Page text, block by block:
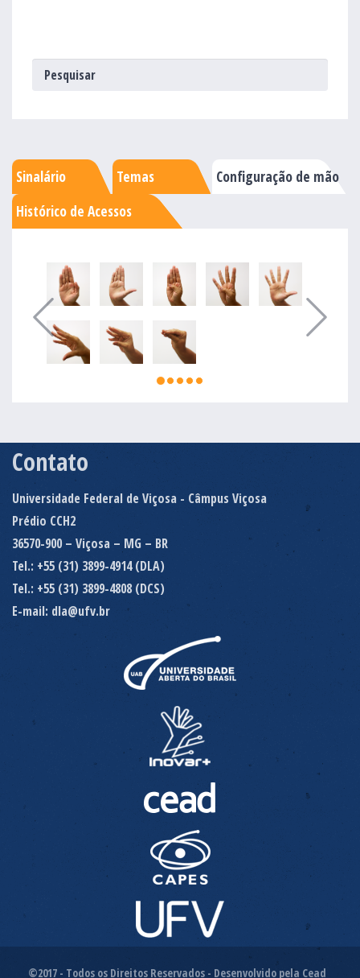
Sinalário Temas
Configuração de mão
Histórico de Acessos
Contato
Universidade Federal de Viçosa - Câmpus Viçosa
Prédio CCH2
36570-900 – Viçosa – MG – BR
Tel.: +55 (31) 3899-4914 (DLA)
Tel.: +55 (31) 3899-4808 (DCS)
E-mail: dla@ufv.br
©2017 - Todos os Direitos Reservados - Desenvolvido pela Cead